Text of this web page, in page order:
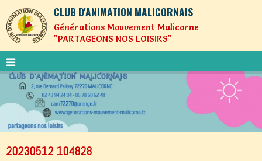
CLUB D'ANIMATION MALICORNAIS
Générations Mouvement Malicorne
"PARTAGEONS NOS LOISIRS"
20230512 104828